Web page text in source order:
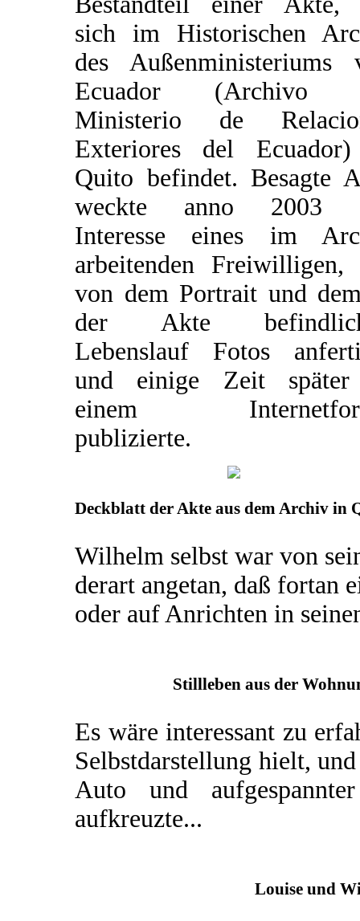
sich im Historischen
des Außenministeriums
Ecuador (Archivo
Ministerio de
Exteriores del
Quito befindet. Besagte
weckte anno 2003
Interesse eines im
arbeitenden Freiwilligen,
von dem Portrait und
der Akte
Lebenslauf Fotos
und einige Zeit
einem
publizierte.
Deckblatt der Akte aus dem Archiv in
Wilhelm selbst war von
derart angetan, daß fortan
oder auf Anrichten in
Stillleben aus der
Es wäre interessant zu
Selbstdarstellung hielt,
Auto und
aufkreuzte...
Louise und